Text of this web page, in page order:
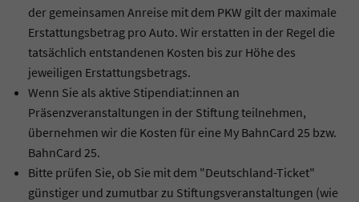
der gemeinsamen Anreise mit dem PKW gilt der maximale
Erstattungsbetrag pro Auto. Wir erstatten in der Regel die
tatsächlich entstandenen Kosten bis zur Höhe des
jeweiligen Erstattungsbetrags.
Wenn Sie als aktive Stipendiat:innen an
Präsenzveranstaltungen in der Stiftung teilnehmen,
übernehmen wir die Kosten für eine My BahnCard 25 bzw.
BahnCard 25.
Bitte prüfen Sie, ob Sie mit dem "Deutschland-Ticket"
günstiger und zumutbar zu Stiftungsveranstaltungen (wie